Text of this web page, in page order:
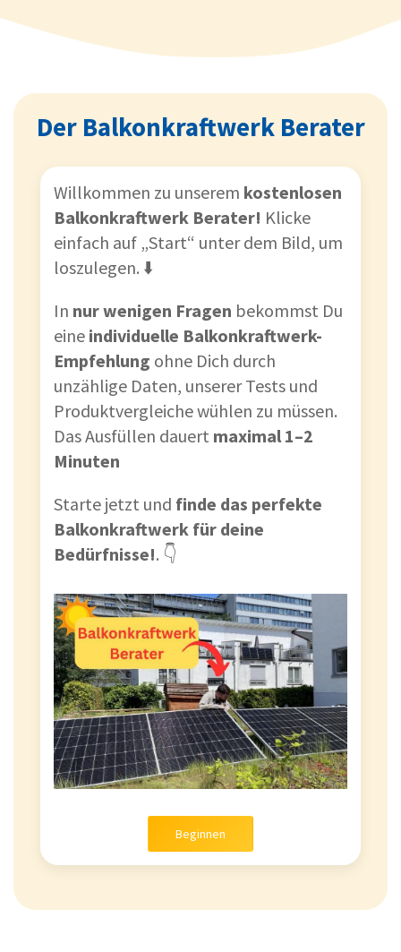
Der Balkonkraftwerk Berater
Willkommen zu unserem kostenlosen
Balkonkraftwerk Berater! Klicke
einfach auf „Start“ unter dem Bild, um
loszulegen. ⬇️
In nur wenigen Fragen bekommst Du
eine individuelle Balkonkraftwerk-
Empfehlung ohne Dich durch
unzählige Daten, unserer Tests und
Produktvergleiche wühlen zu müssen.
Das Ausfüllen dauert maximal 1–2
Minuten
Starte jetzt und finde das perfekte
Balkonkraftwerk für deine
Bedürfnisse!. 👇
Beginnen